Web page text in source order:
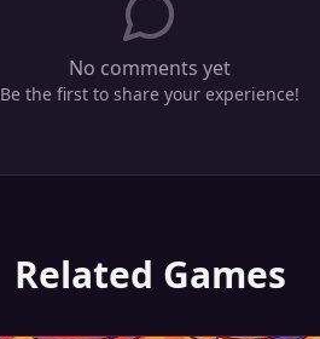
No comments yet
Be the first to share your experience!
Related Games